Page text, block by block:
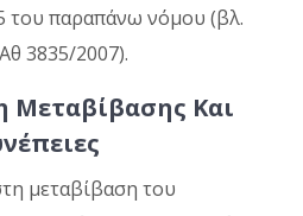
του παραπάνω νόμου (βλ.
3835/2007).
Μεταβίβασης Και
μεταβίβαση του